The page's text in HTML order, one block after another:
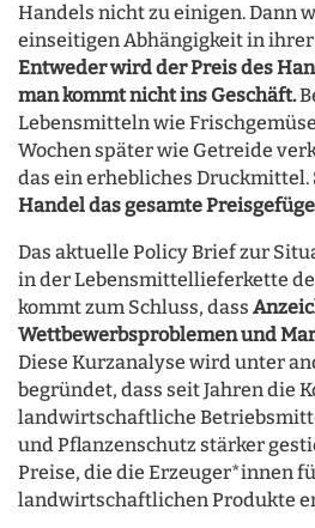
Handels nicht zu einigen. Dann
einseitigen Abhängigkeit in
Entweder wird der Preis des
man kommt nicht ins Geschäft.
Lebensmitteln wie
Wochen später wie Getreide
das ein erhebliches Druckmittel.
Handel das gesamte
Das aktuelle Policy Brief zur
in der Lebensmittellieferkette
kommt zum Schluss, dass
Wettbewerbsproblemen und
Diese Kurzanalyse wird unter
begründet, dass seit Jahren die
landwirtschaftliche
und Pflanzenschutz stärker
Preise, die die Erzeuger*innen
landwirtschaftlichen Produkte